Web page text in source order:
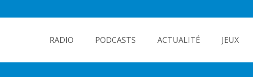
RADIO PODCASTS ACTUALITÉ JEUX